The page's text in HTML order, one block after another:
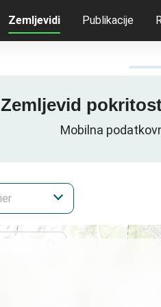
Zemljevidi Publikacije
Zemljevid
Mobilna